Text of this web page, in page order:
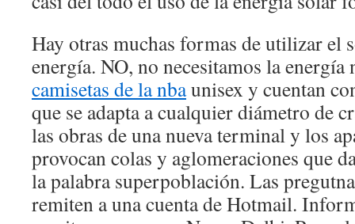
Hay otras muchas formas de utilizar el
energía. NO, no necesitamos la energía
camisetas de la nbaunisex y cuentan
que se adapta a cualquier diámetro de
las obras de una nueva terminal y los
provocan colas y aglomeraciones que
la palabra superpoblación. Las
remiten a una cuenta de Hotmail.